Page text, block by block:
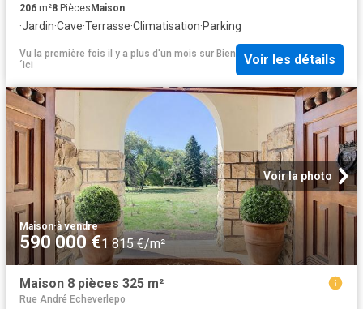
206 m²8 Pièces Maison
·Jardin·Cave·Terrasse·Climatisation·Parking
Vu la première fois il y a plus d'un mois sur Bien
´ici
Voir les détails
Voir la photo
Maison·à vendre
590 000 €1 815 €/m²
Maison 8 pièces 325 m²
Rue André Echeverlepo